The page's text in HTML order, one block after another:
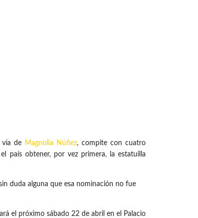
de Magnolia Núñez, compite con cuatro
país obtener, por vez primera, la estatuilla
duda alguna que esa nominación no fue
el próximo sábado 22 de abril en el Palacio